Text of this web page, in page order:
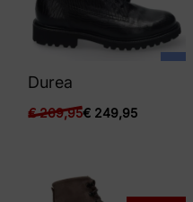
Durea
€269,95€ 249,95